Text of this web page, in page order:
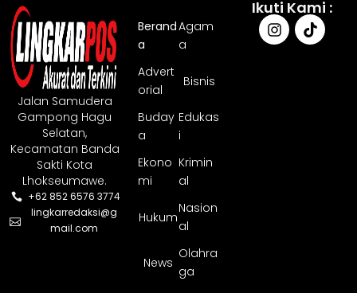
Jalan Samudera
Gampong Hagu
Selatan,
Kecamatan Banda
Sakti Kota
Lhokseumawe.
+62 852 6576 3774
lingkarredaksi@g
mail.com
Berand
a
Agam
a
Advert
orial
Bisnis
Buday
a
Edukas
i
Ekono
mi
Krimin
al
Hukum
Nasion
al
News
Olahra
ga
Ikuti Kami :